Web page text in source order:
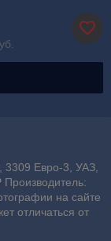
3309 Евро-3, УАЗ,
на сайте
отличаться от